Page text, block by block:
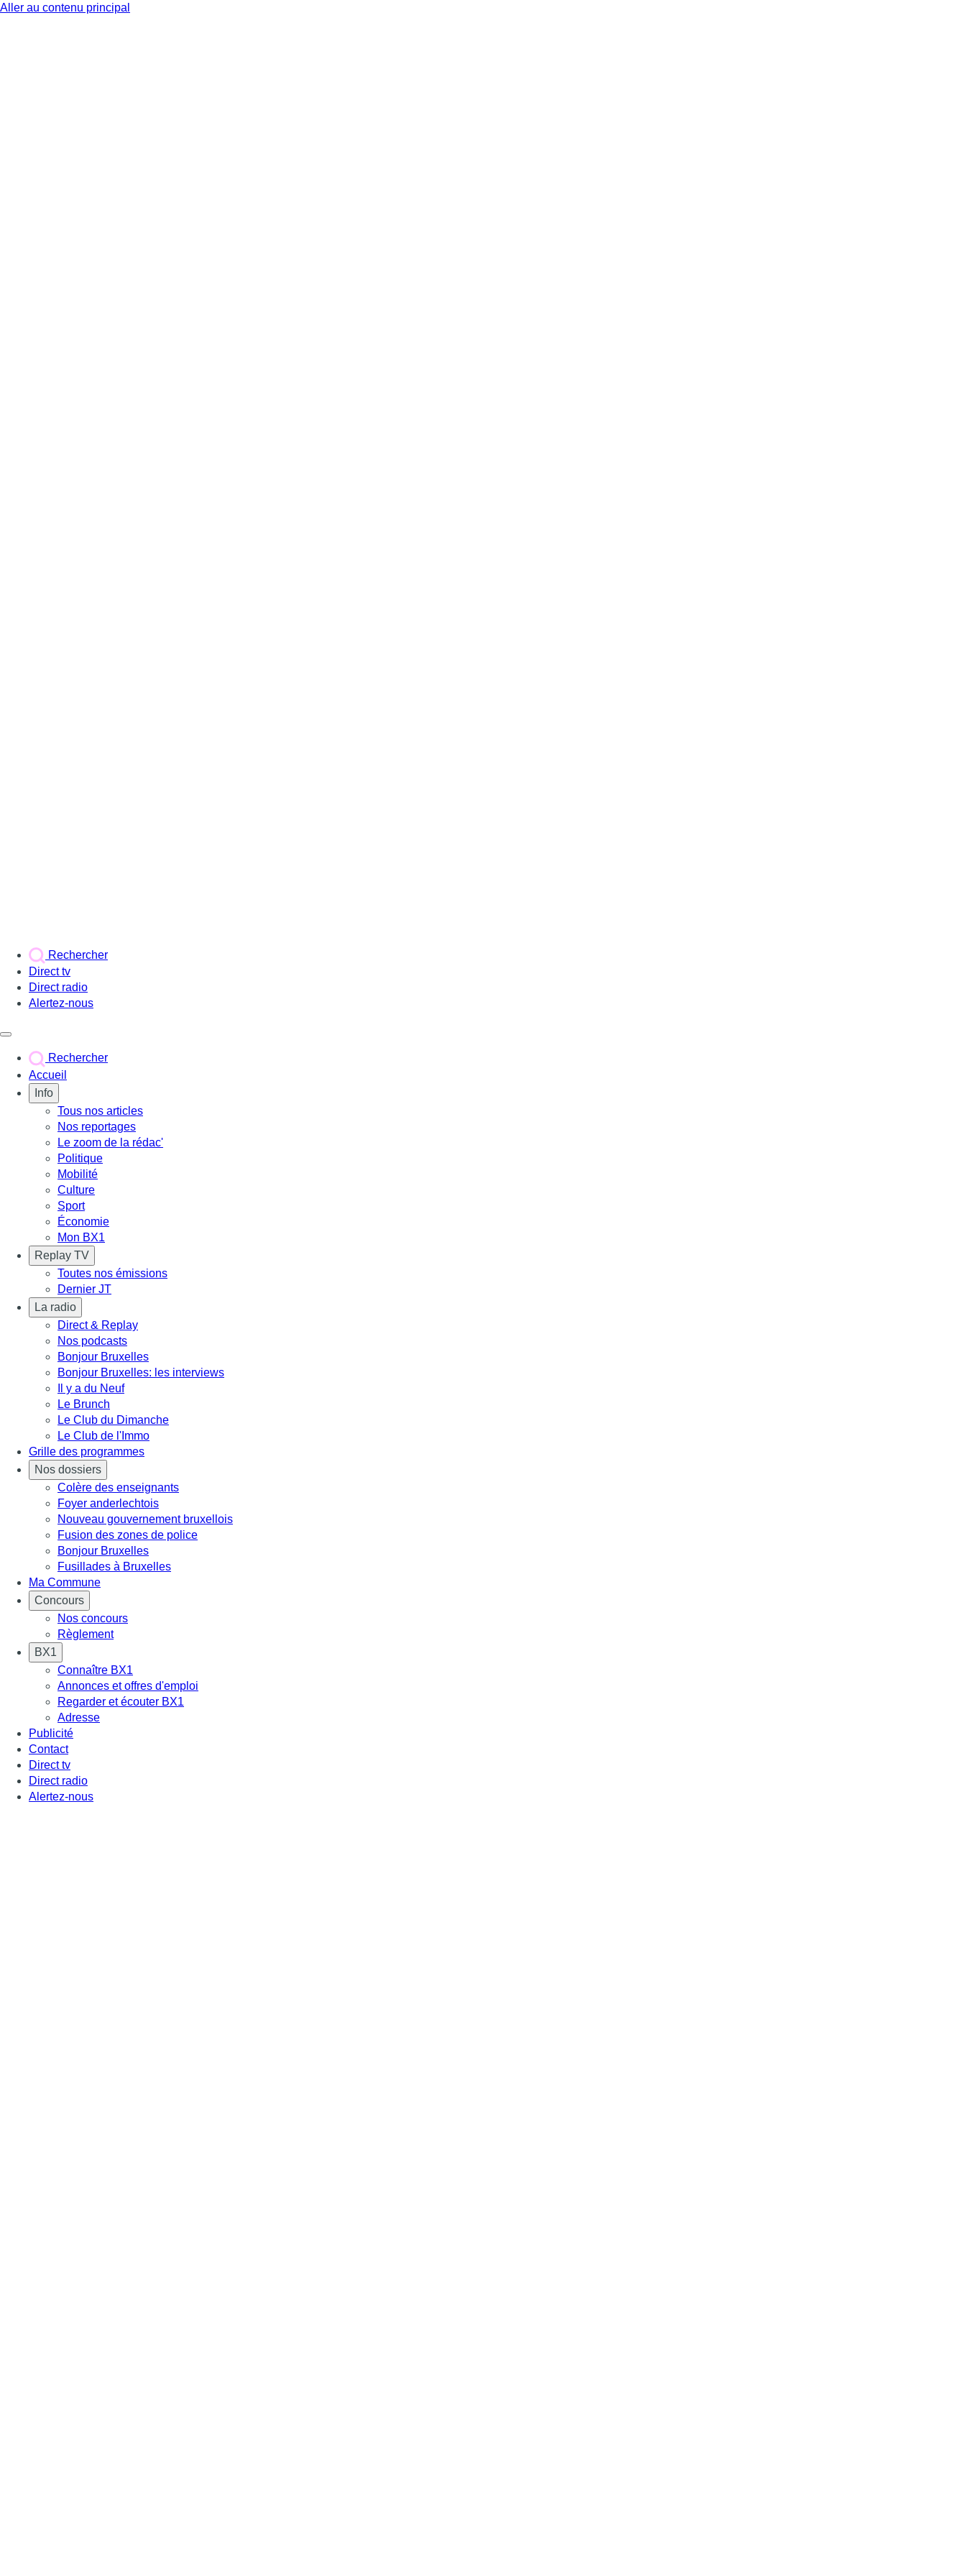
Aller au contenu principal
Rechercher
Direct tv
Direct radio
Alertez-nous
Rechercher
Accueil
Info
Tous nos articles
Nos reportages
Le zoom de la rédac'
Politique
Mobilité
Culture
Sport
Économie
Mon BX1
Replay TV
Toutes nos émissions
Dernier JT
La radio
Direct & Replay
Nos podcasts
Bonjour Bruxelles
Bonjour Bruxelles: les interviews
Il y a du Neuf
Le Brunch
Le Club du Dimanche
Le Club de l'Immo
Grille des programmes
Nos dossiers
Colère des enseignants
Foyer anderlechtois
Nouveau gouvernement bruxellois
Fusion des zones de police
Bonjour Bruxelles
Fusillades à Bruxelles
Ma Commune
Concours
Nos concours
Règlement
BX1
Connaître BX1
Annonces et offres d'emploi
Regarder et écouter BX1
Adresse
Publicité
Contact
Direct tv
Direct radio
Alertez-nous